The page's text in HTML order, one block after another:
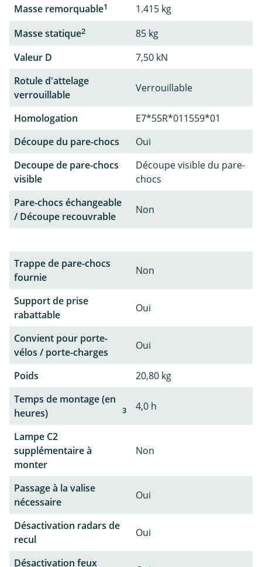
Masse remorquable1
1.415 kg
Masse statique2
85 kg
Valeur D
7,50 kN
Rotule d'attelage
verrouillable
Verrouillable
Homologation
E7*55R*011559*01
Découpe du pare-chocs
Oui
Decoupe de pare-chocs
visible
Découpe visible du pare-
chocs
Pare-chocs échangeable
/ Découpe recouvrable
Non
Trappe de pare-chocs
fournie
Non
Support de prise
rabattable
Oui
Convient pour porte-
vélos / porte-charges
Oui
Poids
20,80 kg
Temps de montage (en
heures)
3 4,0 h
Lampe C2
supplémentaire à
monter
Non
Passage à la valise
nécessaire
Oui
Désactivation radars de
recul
Oui
Désactivation feux